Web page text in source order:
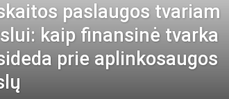
paslaugos tvariam
kaip finansinė tvarka
prie aplinkosaugos